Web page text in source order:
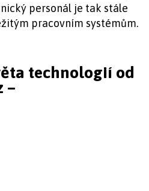
personál je tak stále
pracovním systémům.
technologií od
–